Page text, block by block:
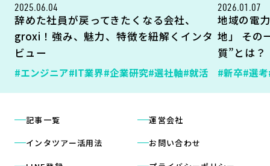
2025.06.04
辞めた社員が戻ってきたくなる会社、
groxi！強み、魅力、特徴を紐解くインタ
ビュー
#エンジニア#IT業界#企業研究#選社軸#就活
2026.01.07
地域の電
地」 その
質”とは？
#新卒#選考
記事一覧
インタツアー活用法
運営会社
お問い合わせ